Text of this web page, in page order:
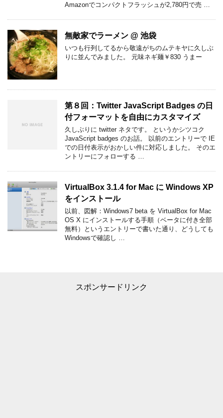
Amazonでコンパクトフラッシュが2,780円で売 …
無敵家でラーメン @ 池袋
いつも行列してるから敬遠がちのムテキヤに久しぶ
りに並んでみました。 元味ネギ麺￥830 うまー
第８回：Twitter JavaScript Badges の日
付フォーマットを自由にカスタマイズ
久しぶりに twitter ネタです。 というかシツコク
JavaScript badges のお話。 以前のエントリーで IE
での日付表示がおかしい件に対応しました。 そのエ
ントリーにフォローする …
VirtualBox 3.1.4 for Mac に Windows XP
をインストール
以前、図解：Windows7 beta を VirtualBox for Mac
OS X にインストールする手順（ベータに付き全部
無料）というエントリーで書いた通り、どうしても
Windowsで確認し …
スポンサードリンク